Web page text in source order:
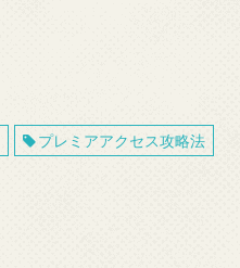
プレミアアクセス攻略法